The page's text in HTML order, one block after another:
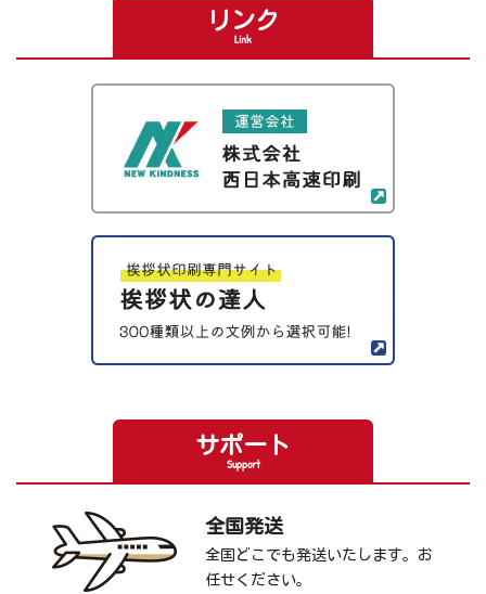
リンク
Link
サポート
Support
全国発送
全国どこでも発送いたします。お
任せください。